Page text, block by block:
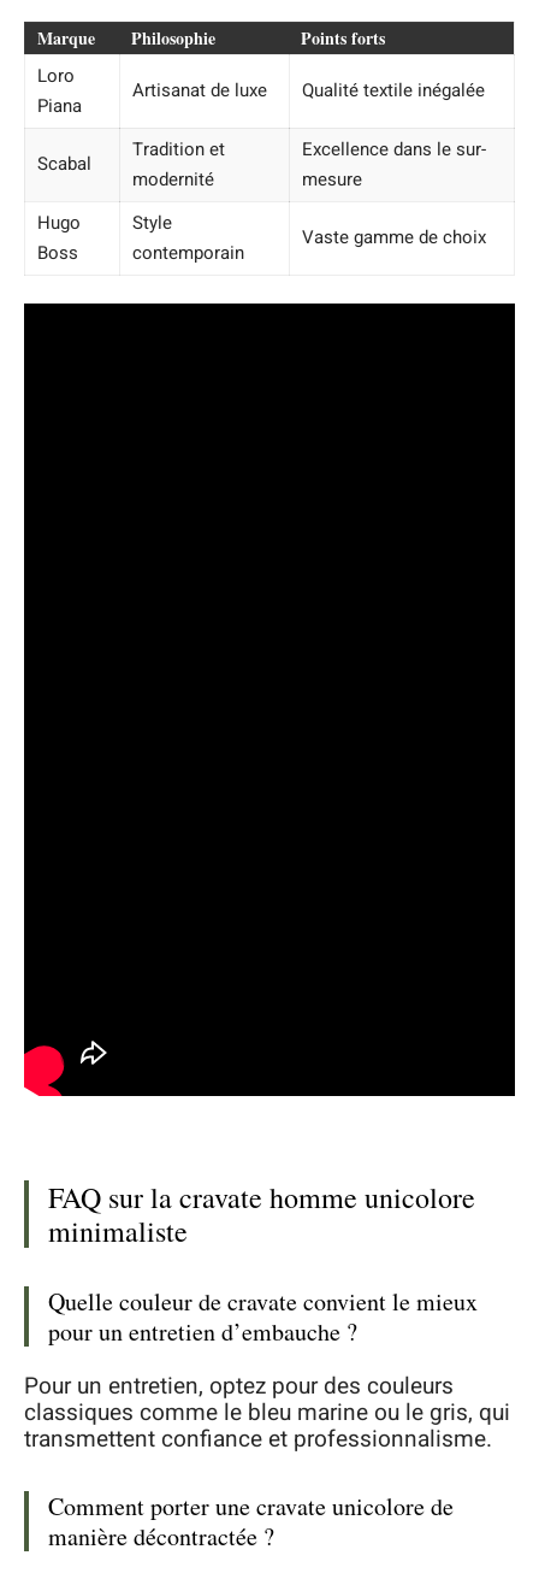
Marque Philosophie Points forts
Loro
Piana
Artisanat de luxe Qualité textile inégalée
Scabal
Tradition et
modernité
Excellence dans le sur-
mesure
Hugo
Boss
Style
contemporain
Vaste gamme de choix
FAQ sur la cravate homme unicolore
minimaliste
Quelle couleur de cravate convient le mieux
pour un entretien d’embauche ?
Pour un entretien, optez pour des couleurs
classiques comme le bleu marine ou le gris, qui
transmettent confiance et professionnalisme.
Comment porter une cravate unicolore de
manière décontractée ?